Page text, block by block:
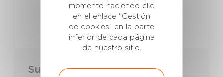
Super Crousty
momento haciendo clic
en el enlace "Gestión
de cookies" en la parte
inferior de cada página
de nuestro sitio.